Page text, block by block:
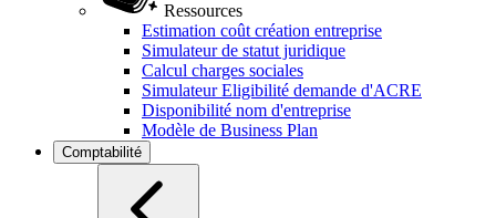
Ressources
Estimation coût création entreprise
Simulateur de statut juridique
Calcul charges sociales
Simulateur Eligibilité demande d'ACRE
Disponibilité nom d'entreprise
Modèle de Business Plan
Comptabilité